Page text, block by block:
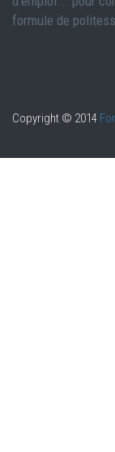
formule de
Copyright © 2014